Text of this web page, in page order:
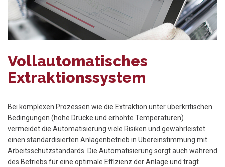
Vollautomatisches
Extraktionssystem
Bei komplexen Prozessen wie die Extraktion unter überkritischen
Bedingungen (hohe Drücke und erhöhte Temperaturen)
vermeidet die Automatisierung viele Risiken und gewährleistet
einen standardisierten Anlagenbetrieb in Übereinstimmung mit
Arbeitsschutzstandards. Die Automatisierung sorgt auch während
des Betriebs für eine optimale Effizienz der Anlage und trägt